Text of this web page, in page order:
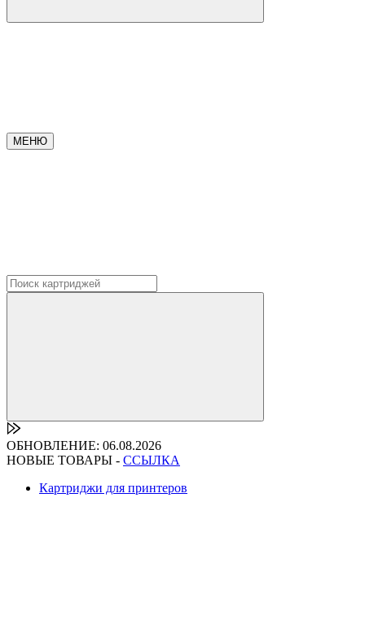
МЕНЮ
ОБНОВЛЕНИЕ: 06.08.2026
НОВЫЕ ТОВАРЫ - ССЫЛКА
Картриджи для принтеров